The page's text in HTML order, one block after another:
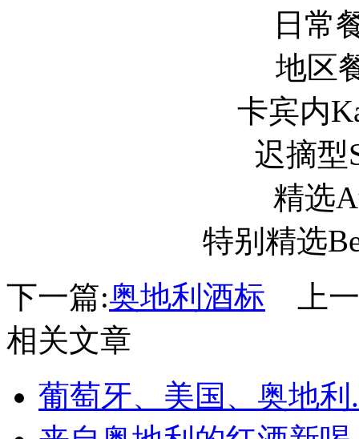
日常
地区
卡宾内
迟摘型
精选
特别精选
下一篇:奥地利酒标 上
相关文章
葡萄牙、美国、奥地利